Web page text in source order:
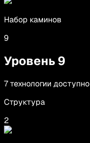
Набор каминов
9
Уровень9
7технологии доступно
Структура
2